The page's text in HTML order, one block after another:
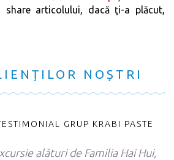
share articolului, dacă ţi-a plăcut,
NOȘTRI
GRUP KRABI PASTE
alături de Familia Hai Hui,